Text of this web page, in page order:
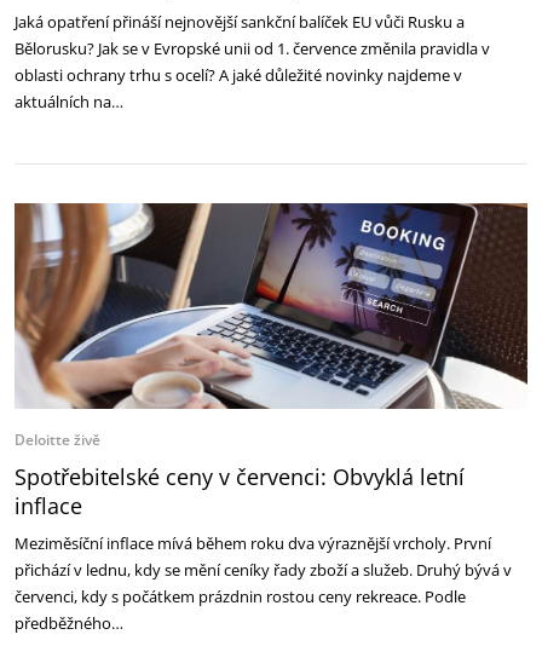
Jaká opatření přináší nejnovější sankční balíček EU vůči Rusku a
Bělorusku? Jak se v Evropské unii od 1. července změnila pravidla v
oblasti ochrany trhu s ocelí? A jaké důležité novinky najdeme v
aktuálních na…
Deloitte živě
Spotřebitelské ceny v červenci: Obvyklá letní
inflace
Meziměsíční inflace mívá během roku dva výraznější vrcholy. První
přichází v lednu, kdy se mění ceníky řady zboží a služeb. Druhý bývá v
červenci, kdy s počátkem prázdnin rostou ceny rekreace. Podle
předběžného…